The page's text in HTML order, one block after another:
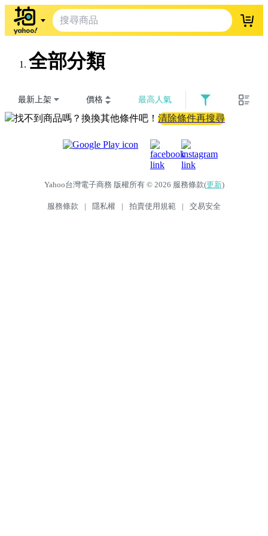
登入
全部分類
最新上架 價格 最高人氣
找不到商品嗎？換換其他條件吧！ 清除條件再搜尋
Yahoo台灣電子商務 版權所有 © 2026 服務條款(更新)
服務條款 | 隱私權 | 拍賣使用規範 | 交易安全